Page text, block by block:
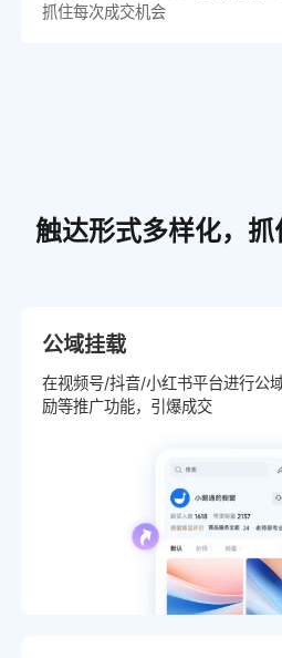
抓住每次成交机会
触达形式多样化，
公域挂载
在视频号/抖音/小红书平台进行公
励等推广功能，引爆成交